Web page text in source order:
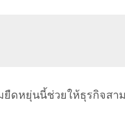
ยืดหยุ่นนี้ช่วยให้ธุรกิจสา